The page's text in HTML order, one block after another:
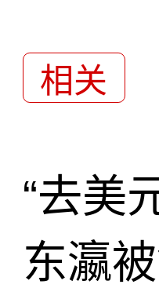
相关
“去美
东瀛被